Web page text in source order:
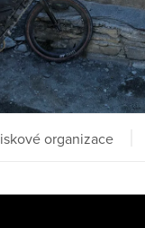
organizace